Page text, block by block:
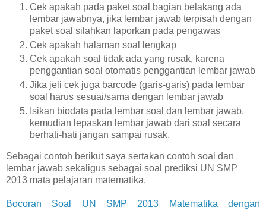
Cek apakah pada paket soal bagian belakang ada
lembar jawabnya, jika lembar jawab terpisah dengan
paket soal silahkan laporkan pada pengawas
Cek apakah halaman soal lengkap
Cek apakah soal tidak ada yang rusak, karena
penggantian soal otomatis penggantian lembar jawab
Jika jeli cek juga barcode (garis-garis) pada lembar
soal harus sesuai/sama dengan lembar jawab
Isikan biodata pada lembar soal dan lembar jawab,
kemudian lepaskan lembar jawab dari soal secara
berhati-hati jangan sampai rusak.
Sebagai contoh berikut saya sertakan contoh soal dan
lembar jawab sekaligus sebagai soal prediksi UN SMP
2013 mata pelajaran matematika.
Bocoran Soal UN SMP 2013 Matematika dengan